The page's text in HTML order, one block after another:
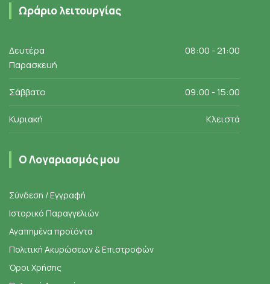
Ωράριο λειτουργίας
Δευτέρα
Παρασκευή
08:00 - 21:00
Σάββατο 09:00 - 15:00
Κυριακή Κλειστά
Ο Λογαριασμός μου
Σύνδεση / Εγγραφή
Ιστορικό Παραγγελιών
Αγαπημένα προϊόντα
Πολιτική Ακυρώσεων & Επιστροφών
Όροι Χρήσης